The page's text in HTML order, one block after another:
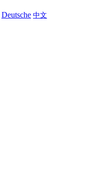
Deutsche 中文